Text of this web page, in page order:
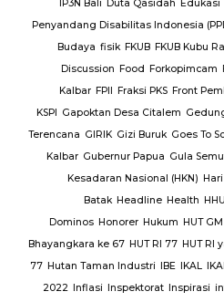
IP3N Bali Duta Qasidah Edukasi
Penyandang Disabilitas Indonesia
Budaya fisik FKUB FKUB Kubu
Discussion Food Forkopimcam
Kalbar FPII Fraksi PKS Front
KSPI Gapoktan Desa Citalem
Terencana GIRIK Gizi Buruk Goes To
Kalbar Gubernur Papua Gula
Kesadaran Nasional (HKN)
Batak Headline Health
Dominos Honorer Hukum HUT
Bhayangkara ke 67 HUT RI 77 HUT RI
77 Hutan Taman Industri IBE IKAL
2022 Inflasi Inspektorat Inspirasi